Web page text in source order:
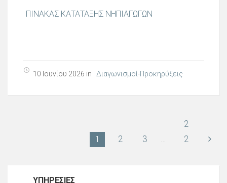
ΠΙΝΑΚΑΣ ΚΑΤΑΤΑΞΗΣ ΝΗΠΙΑΓΩΓΩΝ
10 Ιουνίου 2026 in Διαγωνισμοί-Προκηρύξεις
1 2 3 …
2
2
ΥΠΗΡΕΣΊΕΣ